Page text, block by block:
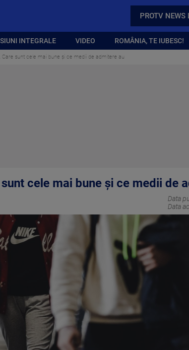
PROTV NEWS
INTEGRALE VIDEO ROMÂNIA, TE IUBESC!
Care sunt cele mai bune și ce medii de admitere au
cele mai bune și ce medii de
Data
Data